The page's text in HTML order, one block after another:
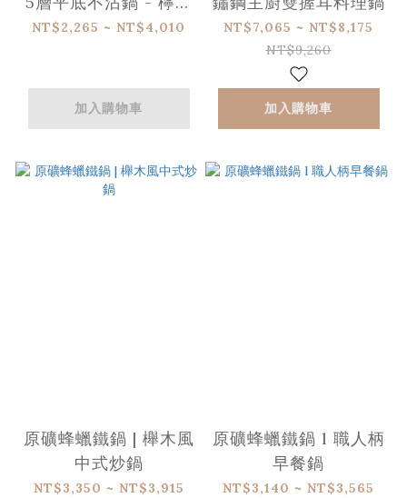
黃
NT$2,265 ~ NT$4,010
加入購物車
NT$7,065 ~ NT$8,175
NT$9,260
加入購物車
原礦蜂蠟鐵鍋 | 櫸木風
中式炒鍋
NT$3,350 ~ NT$3,915
原礦蜂蠟鐵鍋 l 職人柄
早餐鍋
NT$3,140 ~ NT$3,565